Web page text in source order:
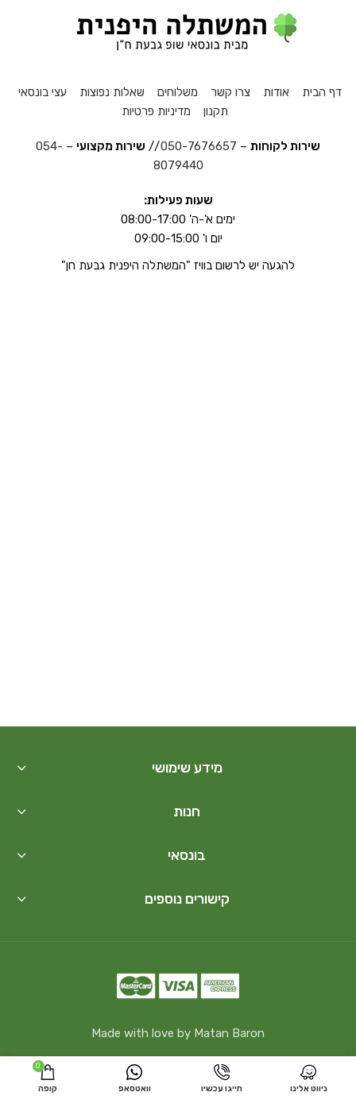
דף הבית אודות צרו קשר משלוחים שאלות נפוצות
עצי בונסאי
תקנון
מדיניות פרטיות
שירות לקוחות –
050-7676657
// שירות מקצועי –
054-
8079440
שעות פעילות:
ימים א'-ה' 08:00-17:00
יום ו' 09:00-15:00
להגעה יש לרשום בוויז "המשתלה היפנית גבעת חן"
מידע שימושי
חנות
בונסאי
קישורים נוספים
Made with love by Matan Baron
ניווט אלינו חייגו עכשיו וואטסאפ
0
קופה